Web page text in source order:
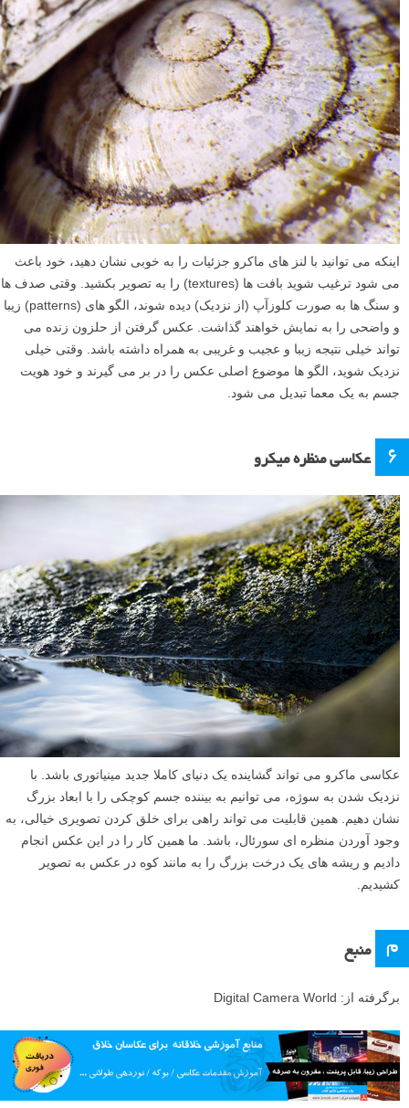
اینکه می توانید با لنز های ماکرو جزئیات را به خوبی نشان دهید، خود باعث
می شود ترغیب شوید بافت ها (textures) را به تصویر بکشید. وقتی صدف ها
و سنگ ها به صورت کلوزآپ (از نزدیک) دیده شوند، الگو های (patterns) زیبا
و واضحی را به نمایش خواهند گذاشت. عکس گرفتن از حلزون زنده می
تواند خیلی نتیجه زیبا و عجیب و غریبی به همراه داشته باشد. وقتی خیلی
نزدیک شوید، الگو ها موضوع اصلی عکس را در بر می گیرند و خود هویت
جسم به یک معما تبدیل می شود.
۶ عکاسی منظره میکرو
عکاسی ماکرو می تواند گشاینده یک دنیای کاملا جدید مینیاتوری باشد. با
نزدیک شدن به سوژه، می توانیم به بیننده جسم کوچکی را با ابعاد بزرگ
نشان دهیم. همین قابلیت می تواند راهی برای خلق کردن تصویری خیالی، به
وجود آوردن منظره ای سورئال، باشد. ما همین کار را در این عکس انجام
دادیم و ریشه های یک درخت بزرگ را به مانند کوه در عکس به تصویر
کشیدیم.
م منبع
برگرفته از: Digital Camera World